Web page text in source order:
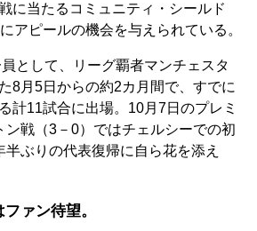
に当たるコミュニティ・シールド
アピールの機会を与えられている。
として、リーグ覇者マンチェスタ
8月5日からの約2カ月間で、すでに
計11試合に出場。10月7日のプレミ
ン戦（3－0）ではチェルシーでの初
半ぶりの代表復帰に自ら花を添え
ァン待望。